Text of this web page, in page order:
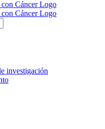
investigación